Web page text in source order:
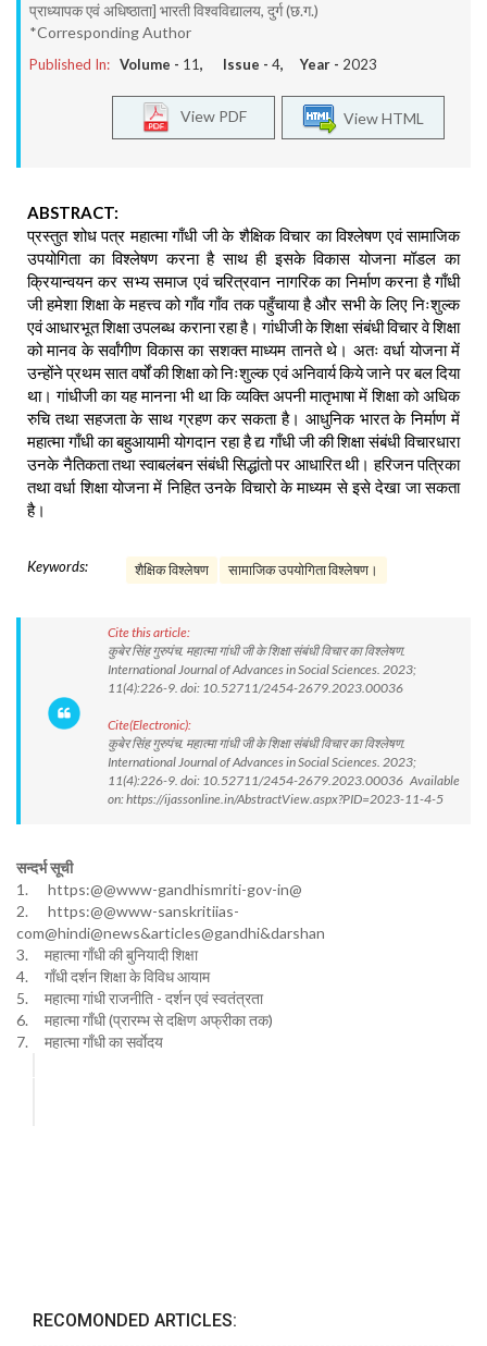
प्राध्यापक एवं अधिष्ठाता] भारती विश्वविद्यालय, दुर्ग (छ.ग.)
*Corresponding Author
Published In: Volume - 11, Issue - 4, Year - 2023
View HTML
View PDF
ABSTRACT:
प्रस्तुत शोध पत्र महात्मा गाँधी जी के शैक्षिक विचार का विश्लेषण एवं सामाजिक
उपयोगिता का विश्लेषण करना है साथ ही इसके विकास योजना मॉडल का
क्रियान्वयन कर सभ्य समाज एवं चरित्रवान नागरिक का निर्माण करना है गाँधी
जी हमेशा शिक्षा के महत्त्व को गाँव गाँव तक पहुँचाया है और सभी के लिए निःशुल्क
एवं आधारभूत शिक्षा उपलब्ध कराना रहा है। गांधीजी के शिक्षा संबंधी विचार वे शिक्षा
को मानव के सर्वांगीण विकास का सशक्त माध्यम तानते थे। अतः वर्धा योजना में
उन्होंने प्रथम सात वर्षों की शिक्षा को निःशुल्क एवं अनिवार्य किये जाने पर बल दिया
था। गांधीजी का यह मानना भी था कि व्यक्ति अपनी मातृभाषा में शिक्षा को अधिक
रुचि तथा सहजता के साथ ग्रहण कर सकता है। आधुनिक भारत के निर्माण में
महात्मा गाँधी का बहुआयामी योगदान रहा है द्य गाँधी जी की शिक्षा संबंधी विचारधारा
उनके नैतिकता तथा स्वाबलंबन संबंधी सिद्धांतो पर आधारित थी। हरिजन पत्रिका
तथा वर्धा शिक्षा योजना में निहित उनके विचारो के माध्यम से इसे देखा जा सकता
है।
Keywords: शैक्षिक विश्लेषण सामाजिक उपयोगिता विश्लेषण।
Cite this article:
कुबेर सिंह गुरुपंच. महात्मा गांधी जी के शिक्षा संबंधी विचार का विश्लेषण.
International Journal of Advances in Social Sciences. 2023;
11(4):226-9. doi: 10.52711/2454-2679.2023.00036
Cite(Electronic):
कुबेर सिंह गुरुपंच. महात्मा गांधी जी के शिक्षा संबंधी विचार का विश्लेषण.
International Journal of Advances in Social Sciences. 2023;
11(4):226-9. doi: 10.52711/2454-2679.2023.00036 Available
on: https://ijassonline.in/AbstractView.aspx?PID=2023-11-4-5
सन्दर्भ सूची
1. https:@@www-gandhismriti-gov-in@
2. https:@@www-sanskritiias-
com@hindi@news&articles@gandhi&darshan
3. महात्मा गाँधी की बुनियादी शिक्षा
4. गाँधी दर्शन शिक्षा के विविध आयाम
5. महात्मा गांधी राजनीति - दर्शन एवं स्वतंत्रता
6. महात्मा गाँधी (प्रारम्भ से दक्षिण अफ्रीका तक)
7. महात्मा गाँधी का सर्वाेदय
RECOMONDED ARTICLES: